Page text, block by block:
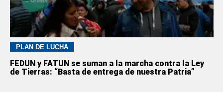
PLAN DE LUCHA
FEDUN y FATUN se suman a la marcha contra la Ley
de Tierras: “Basta de entrega de nuestra Patria”